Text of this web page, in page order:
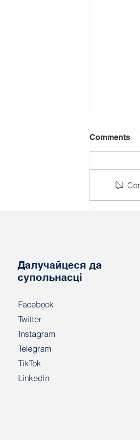
Comments
Далучайцеся да
супольнасці
Facebook
Twitter
Instagram
Telegram
TikTok
LinkedIn